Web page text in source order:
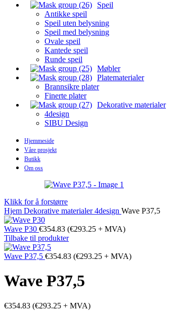
Speil
Antikke speil
Speil uten belysning
Speil med belysning
Ovale speil
Kantede speil
Runde speil
Møbler
Platematerialer
Brannsikre plater
Finerte plater
Dekorative materialer
4design
SIBU Design
Hjemmeside
Våre prosjekt
Butikk
Om oss
Klikk for å forstørre
Hjem Dekorative materialer4design Wave P37,5
Wave P30 €354.83 (€293.25 + MVA)
Tilbake til produkter
Wave P37,5 €354.83 (€293.25 + MVA)
Wave P37,5
€354.83 (€293.25 + MVA)